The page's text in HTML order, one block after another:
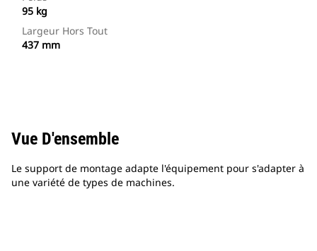
95 kg
Largeur Hors Tout
437 mm
Vue D'ensemble
Le support de montage adapte l'équipement pour s'adapter à
une variété de types de machines.